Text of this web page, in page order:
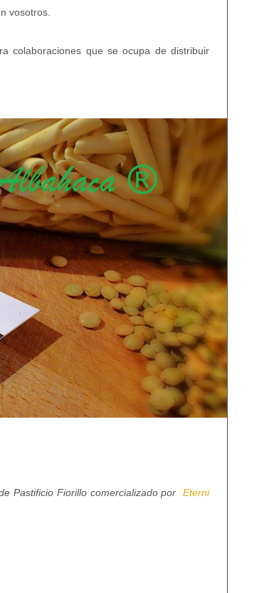
vosotros.
colaboraciones que se ocupa de distribuir
Pastificio Fiorillo comercializado por
Eterni